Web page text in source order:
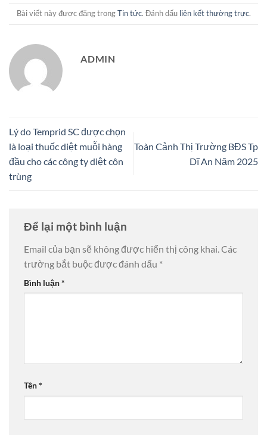
Bài viết này được đăng trongTin tức. Đánh dấu liên kết thường trực.
ADMIN
Lý do Temprid SC được chọn
là loại thuốc diệt muỗi hàng
đầu cho các công ty diệt côn
trùng
Toàn Cảnh Thị Trường BĐS Tp
Dĩ An Năm 2025
Để lại một bình luận
Email của bạn sẽ không được hiển thị công khai. Các
trường bắt buộc được đánh dấu *
Bình luận*
Tên*